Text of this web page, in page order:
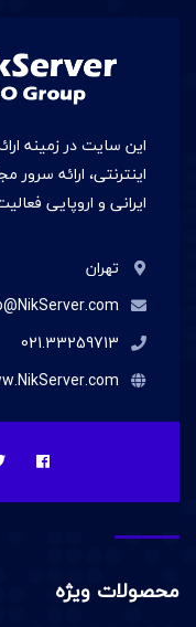
این سایت در زمينه
اینترنتی، ارائه
ایرانی و اروپایی
تهران
021.33259713
محصولات ویژه